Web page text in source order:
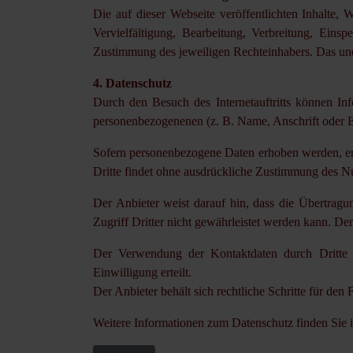
Die auf dieser Webseite veröffentlichten Inhalte,
Vervielfältigung, Bearbeitung, Verbreitung,
Zustimmung des jeweiligen Rechteinhabers. Das
4. Datenschutz
Durch den Besuch des Internetauftritts können
personenbezogenenen (z. B. Name, Anschrift oder
Sofern personenbezogene Daten erhoben werden,
Dritte findet ohne ausdrückliche Zustimmung des
Der Anbieter weist darauf hin, dass die
Zugriff Dritter nicht gewährleistet werden kann.
Der Verwendung der Kontaktdaten durch
Einwilligung erteilt.
Der Anbieter behält sich rechtliche Schritte für
Weitere Informationen zum Datenschutz finden Sie